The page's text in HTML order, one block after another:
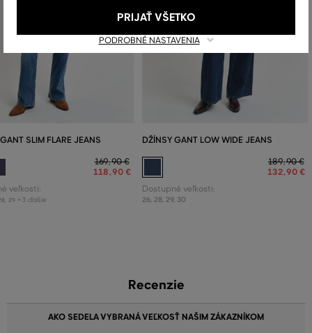
SLIM FLARE JEANS
169,90 €
118,90 €
veľkosti:
29 +3 ďalšie
DŽÍNSY GANT LOW WIDE JEANS
189,90 €
132,90 €
Dostupné veľkosti:
26, 28, 29, 30
Recenzie
AKO SEDELA VYBRANÁ VEĽKOSŤ NAŠIM ZÁKAZNÍKOM
PODROBNÉ NASTAVENIA
PRIJAŤ VŠETKO